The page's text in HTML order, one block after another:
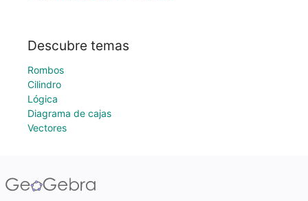
Descubre temas
Rombos
Cilindro
Lógica
Diagrama de cajas
Vectores